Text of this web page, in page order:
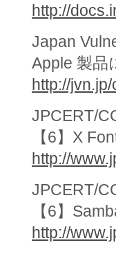
http://
Japan
Apple 製品
http://
JPCERT/
【6】X
http://
JPCERT/
【6】
http://